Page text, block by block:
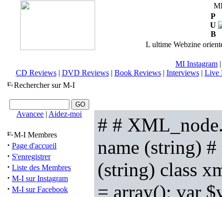
P
U
B
L ultime Webzine
MI Instagram
CD Reviews| DVD Reviews| Book Reviews| Interviews| Live
Rechercher sur M-I
Avancee | Aidez-moi
M-I Membres
· Page d'accueil
· S'enregistrer
· Liste des Membres
· M-I sur Instagram
· M-I sur Facebook
# #
name (string)
(string) class
= array(); var